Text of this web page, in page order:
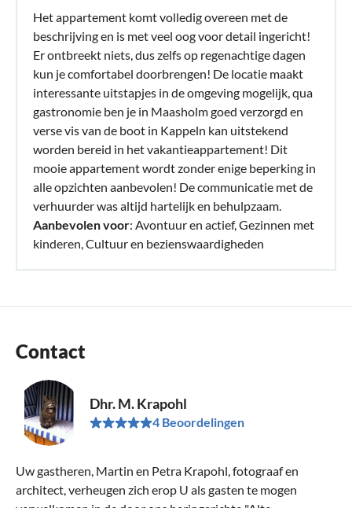
Het appartement komt volledig overeen met de
beschrijving en is met veel oog voor detail ingericht!
Er ontbreekt niets, dus zelfs op regenachtige dagen
kun je comfortabel doorbrengen! De locatie maakt
interessante uitstapjes in de omgeving mogelijk, qua
gastronomie ben je in Maasholm goed verzorgd en
verse vis van de boot in Kappeln kan uitstekend
worden bereid in het vakantieappartement! Dit
mooie appartement wordt zonder enige beperking in
alle opzichten aanbevolen! De communicatie met de
verhuurder was altijd hartelijk en behulpzaam.
Aanbevolen voor: Avontuur en actief, Gezinnen met
kinderen, Cultuur en bezienswaardigheden
Contact
Dhr. M. Krapohl
4 Beoordelingen
Uw gastheren, Martin en Petra Krapohl, fotograaf en
architect, verheugen zich erop U als gasten te mogen